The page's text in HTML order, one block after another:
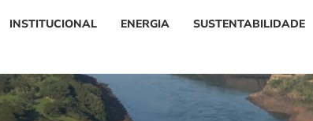
INSTITUCIONAL ENERGIA SUSTENTABILIDADE